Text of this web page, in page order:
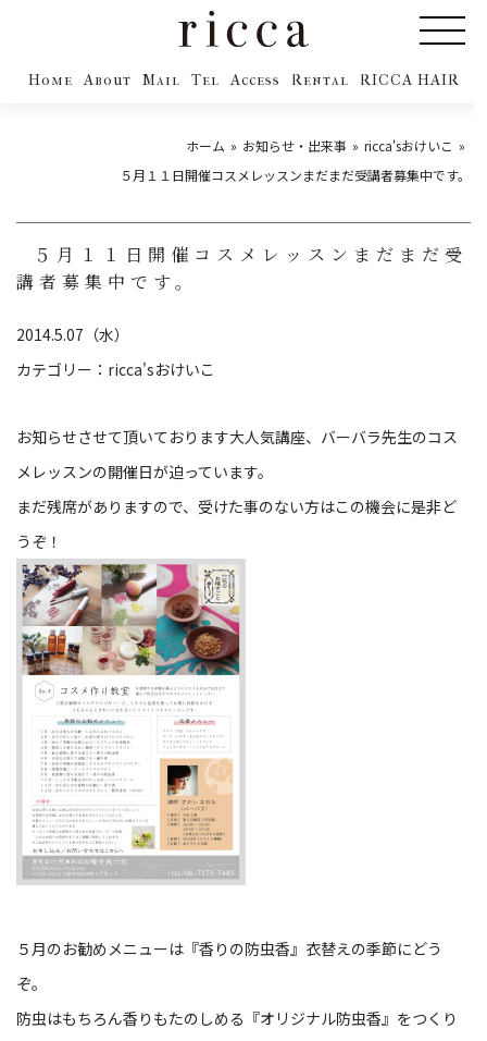
Home About Mail Tel Access Rental RICCA HAIR
ホーム お知らせ・出来事
ricca'sおけいこ
５月１１日開催コスメレッスンまだまだ受講者募集中です。
５月１１日開催コスメレッスンまだまだ受
講者募集中です。
2014.5.07（水）
カテゴリー： ricca'sおけいこ
お知らせさせて頂いております大人気講座、バーバラ先生のコス
メレッスンの開催日が迫っています。
まだ残席がありますので、受けた事のない方はこの機会に是非ど
うぞ！
５月のお勧めメニューは『香りの防虫香』衣替えの季節にどう
ぞ。
防虫はもちろん香りもたのしめる『オリジナル防虫香』をつくり